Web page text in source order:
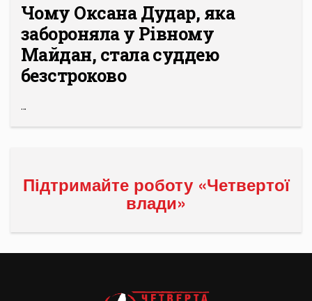
Чому Оксана Дудар, яка
забороняла у Рівному
Майдан, стала суддею
безстроково
...
Підтримайте роботу «Четвертої
влади»